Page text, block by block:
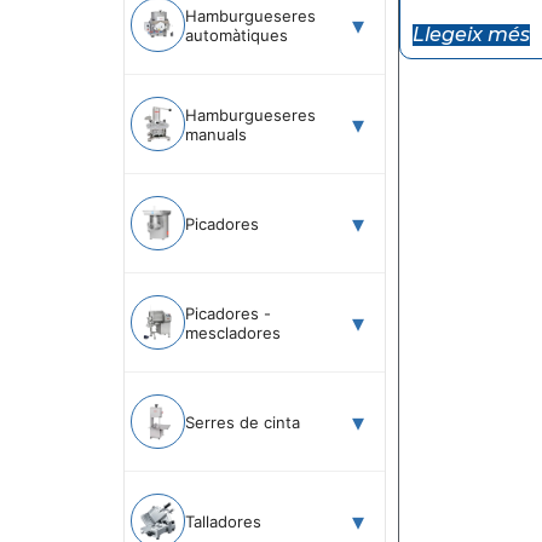
Hamburgueseres
automàtiques
Hamburgueseres
manuals
Picadores
Picadores -
mescladores
Serres de cinta
Talladores
Llegeix més